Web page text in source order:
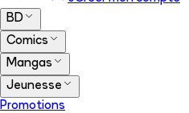
BD
Comics
Mangas
Jeunesse
Promotions